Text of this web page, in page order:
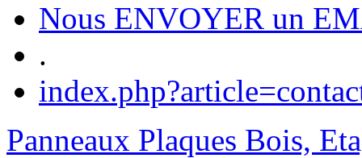
Nous ENVOYER un
.
Panneaux Plaques Bois,